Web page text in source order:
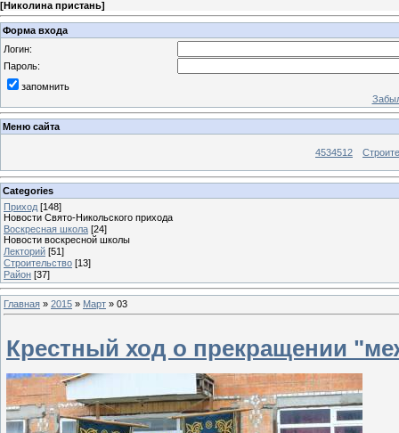
[Николина пристань]
Форма входа
Логин:
Пароль:
запомнить
Меню сайта
4534512
Categories
Приход [148]
Новости Свято-Никольского прихода
Воскресная школа [24]
Новости воскресной школы
Лекторий [51]
Строительство [13]
Район [37]
Главная » 2015 » Март » 03
Крестный ход о прекращении